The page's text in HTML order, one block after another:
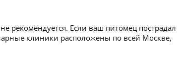
рекомендуется. Если ваш питомец пострадал
клиники расположены по всей Москве,